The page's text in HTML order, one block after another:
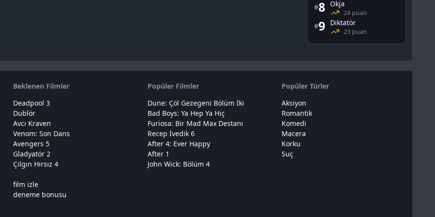
#8 Okja
24 puan
#9 Diktatör
23 puan
Beklenen Filmler
Deadpool 3
Dublör
Avcı Kraven
Venom: Son Dans
Avengers 5
Gladyatör 2
Çılgın Hırsız 4
Popüler Filmler
Dune: Çöl Gezegeni Bölüm İki
Bad Boys: Ya Hep Ya Hiç
Furiosa: Bir Mad Max Destanı
Recep İvedik 6
After 4: Ever Happy
After 1
John Wick: Bölüm 4
Popüler Türler
Aksiyon
Romantik
Komedi
Macera
Korku
Suç
film izle
deneme bonusu